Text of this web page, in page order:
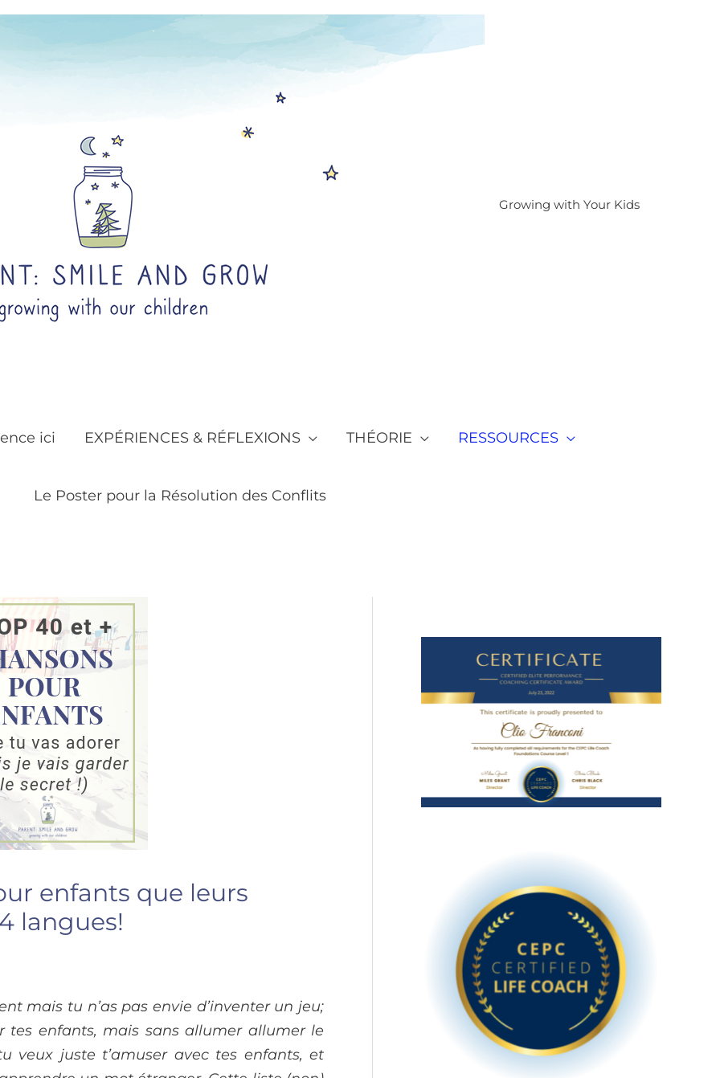
Growing with Your Kids
ici EXPÉRIENCES & RÉFLEXIONS THÉORIE RESSOURCES
Le Poster pour la Résolution des Conflits
enfants que leurs
langues!
mais tu n’as pas envie d’inventer un jeu;
tes enfants, mais sans allumer allumer le
veux juste t’amuser avec tes enfants, et